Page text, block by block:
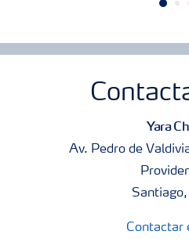
Yara
Av. Pedro de
Contactar